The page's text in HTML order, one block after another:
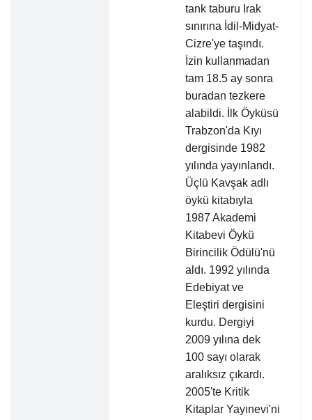
tank taburu Irak
sınırına İdil-Midyat-
Cizre'ye taşındı.
İzin kullanmadan
tam 18.5 ay sonra
buradan tezkere
alabildi. İlk Öyküsü
Trabzon'da Kıyı
dergisinde 1982
yılında yayınlandı.
Üçlü Kavşak adlı
öykü kitabıyla
1987 Akademi
Kitabevi Öykü
Birincilik Ödülü'nü
aldı. 1992 yılında
Edebiyat ve
Eleştiri dergisini
kurdu. Dergiyi
2009 yılına dek
100 sayı olarak
aralıksız çıkardı.
2005'te Kritik
Kitaplar Yayınevi'ni